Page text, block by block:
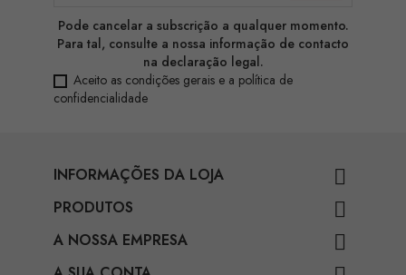
Pode cancelar a subscrição a qualquer momento.
Para tal, consulte a nossa informação de contacto
na declaração legal.
Aceito as condições gerais e a política de
confidencialidade
INFORMAÇÕES DA LOJA 
PRODUTOS 
A NOSSA EMPRESA 